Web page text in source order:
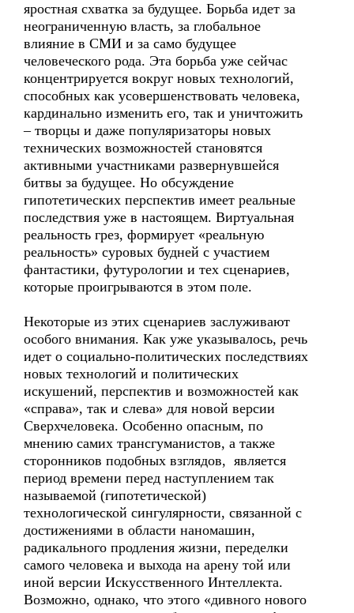
яростная схватка за будущее. Борьба идет за
неограниченную власть, за глобальное
влияние в СМИ и за само будущее
человеческого рода. Эта борьба уже сейчас
концентрируется вокруг новых технологий,
способных как усовершенствовать человека,
кардинально изменить его, так и уничтожить
– творцы и даже популяризаторы новых
технических возможностей становятся
активными участниками развернувшейся
битвы за будущее. Но обсуждение
гипотетических перспектив имеет реальные
последствия уже в настоящем. Виртуальная
реальность грез, формирует «реальную
реальность» суровых будней с участием
фантастики, футурологии и тех сценариев,
которые проигрываются в этом поле.
Некоторые из этих сценариев заслуживают
особого внимания. Как уже указывалось, речь
идет о социально-политических последствиях
новых технологий и политических
искушений, перспектив и возможностей как
«справа», так и слева» для новой версии
Сверхчеловека. Особенно опасным, по
мнению самих трансгуманистов, а также
сторонников подобных взглядов, является
период времени перед наступлением так
называемой (гипотетической)
технологической сингулярности, связанной с
достижениями в области наномашин,
радикального продления жизни, переделки
самого человека и выхода на арену той или
иной версии Искусственного Интеллекта.
Возможно, однако, что этого «дивного нового